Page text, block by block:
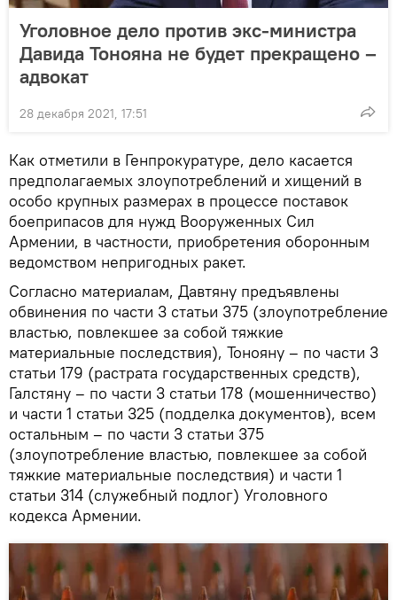
Уголовное дело против экс-министра
Давида Тонояна не будет прекращено –
адвокат
28 декабря 2021, 17:51
Как отметили в Генпрокуратуре, дело касается
предполагаемых злоупотреблений и хищений в
особо крупных размерах в процессе поставок
боеприпасов для нужд Вооруженных Сил
Армении, в частности, приобретения оборонным
ведомством непригодных ракет.
Согласно материалам, Давтяну предъявлены
обвинения по части 3 статьи 375 (злоупотребление
властью, повлекшее за собой тяжкие
материальные последствия), Тонояну – по части 3
статьи 179 (растрата государственных средств),
Галстяну – по части 3 статьи 178 (мошенничество)
и части 1 статьи 325 (подделка документов), всем
остальным – по части 3 статьи 375
(злоупотребление властью, повлекшее за собой
тяжкие материальные последствия) и части 1
статьи 314 (служебный подлог) Уголовного
кодекса Армении.